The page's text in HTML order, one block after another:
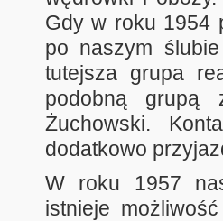
Gdy w roku 1954
po naszym
tutejsza grupa
podobną grupą
Żuchowski.
dodatkowo
W roku 1957
istnieje